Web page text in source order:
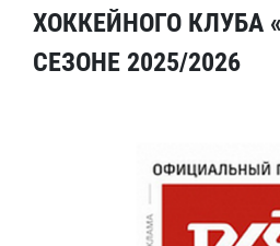
ХОККЕЙНОГО КЛУБА
СЕЗОНЕ 2025/2026